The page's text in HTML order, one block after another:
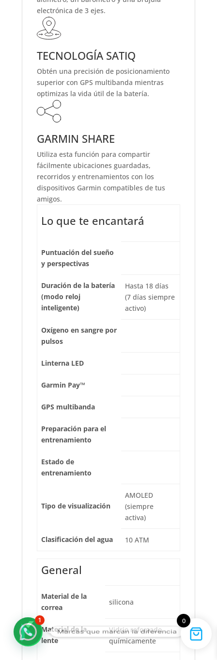
electrónica de 3 ejes.
TECNOLOGÍA SATIQ
Obtén una precisión de posicionamiento
superior con GPS multibanda mientras
optimizas la vida útil de la batería.
GARMIN SHARE
Utiliza esta función para compartir
fácilmente ubicaciones guardadas,
recorridos y entrenamientos con los
dispositivos Garmin compatibles de tus
amigos.
Lo que te encantará
Puntuación del sueño
y perspectivas
Duración de la batería
(modo reloj
inteligente)
Hasta 18 días
(7 días siempre
activo)
Oxígeno en sangre por
pulsos
Linterna LED
Garmin Pay™
GPS multibanda
Preparación para el
entrenamiento
Estado de
entrenamiento
Tipo de visualización
AMOLED
(siempre
activa)
Clasificación del agua 10 ATM
General
Material de la
correa
silicona
Material de la
lente
Vidrio reforzado
químicamente
0
Marcas que marcan la diferencia
1